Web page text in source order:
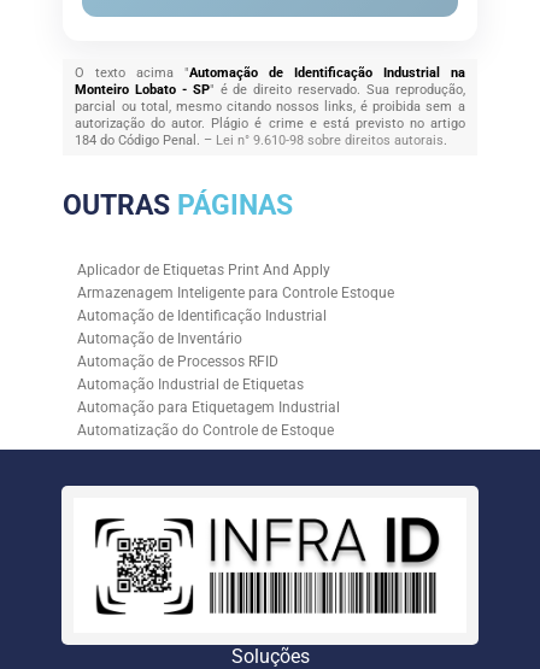
O texto acima "Automação de Identificação Industrial na
Monteiro Lobato - SP" é de direito reservado. Sua reprodução,
parcial ou total, mesmo citando nossos links, é proibida sem a
autorização do autor. Plágio é crime e está previsto no artigo
184 do Código Penal. – Lei n° 9.610-98 sobre direitos autorais.
OUTRAS PÁGINAS
Aplicador de Etiquetas Print And Apply
Armazenagem Inteligente para Controle Estoque
Automação de Identificação Industrial
Automação de Inventário
Automação de Processos RFID
Automação Industrial de Etiquetas
Automação para Etiquetagem Industrial
Automatização do Controle de Estoque
Controle de Estoque com RFID
Empresa de Automação para Processos Logísticos
Empresa de Rastreabilidade Industrial
Empresa de Soluções para Etiquetagem
Empresa Especializada em Inventário de Estoque
Etiqueta RFID para Controle de Estoque
Inventário de Estoque Automatizado
Soluções